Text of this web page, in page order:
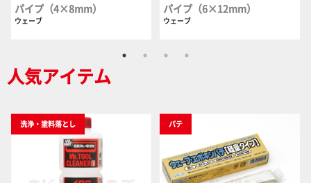
パイプ（4×8mm）
ウェーブ
パイプ（6×12mm）
ウェーブ
人気アイテム
洗浄・塗料落とし パテ